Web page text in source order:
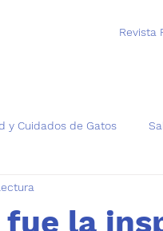
Revista
y Cuidados de Gatos
la